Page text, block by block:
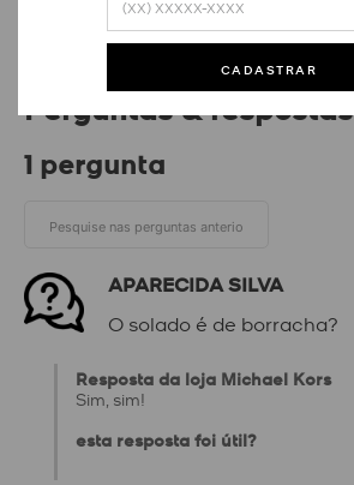
CADASTRAR
Perguntas & respostas
1 pergunta
APARECIDA SILVA
O solado é de borracha?
Resposta da loja Michael Kors
Sim, sim!
esta resposta foi útil?